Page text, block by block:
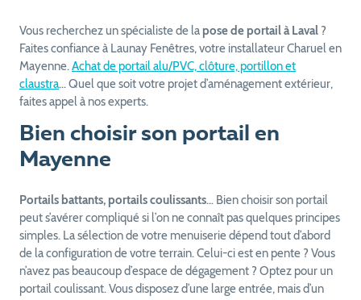
Vous recherchez un spécialiste de la pose de portail à Laval?
Faites confiance à Launay Fenêtres, votre installateur Charuel en
Mayenne.Achat de portail alu/PVC, clôture, portillon et
claustra… Quel que soit votre projet d’aménagement extérieur,
faites appel à nos experts.
Bien choisir son portail en
Mayenne
Portails battants, portails coulissants… Bien choisir son portail
peut s’avérer compliqué si l’on ne connaît pas quelques principes
simples. La sélection de votre menuiserie dépend tout d’abord
de la configuration de votre terrain. Celui-ci est en pente ? Vous
n’avez pas beaucoup d’espace de dégagement ? Optez pour un
portail coulissant. Vous disposez d’une large entrée, mais d’un